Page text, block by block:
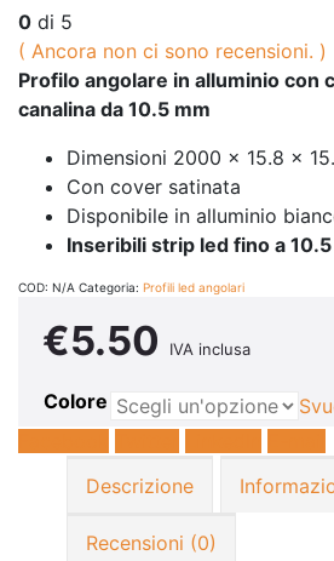
0 di 5
( Ancora non ci sono recensioni. )
Profilo angolare in alluminio con
canalina da 10.5 mm
Dimensioni 2000 x 15.8 x
Con cover satinata
Disponibile in alluminio
Inseribili strip led fino a
COD: N/A Categoria: Profili led angolari
€5.50 IVA inclusa
Colore
Descrizione
Recensioni (0)